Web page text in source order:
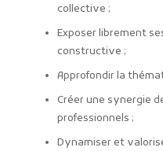
collective ;
Exposer librement
constructive ;
Approfondir la
Créer une synergie
professionnels ;
Dynamiser et